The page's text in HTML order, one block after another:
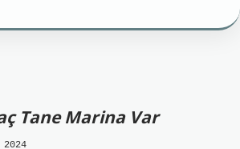
Tane Marina Var